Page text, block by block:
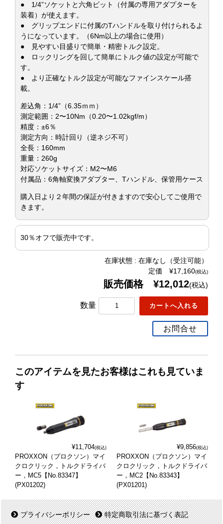
● 1/4”ソケットと六角ビット（付属の専用アダプターを
装着）が使えます。
● グリップエンドに付属のTハンドルを取り付けられるよ
うになっています。（6Nm以上の場合に使用）
● 見やすい目盛りで簡単・精密トルク設定。
● ロックリングを回して簡単にトルク値の設定が可能で
す。
● より正確なトルク設定が可能なファインスケール搭
載。
差込角：1/4”（6.35ｍｍ）
測定範囲：2〜10Nm（0.20〜1.02kgf/m）
精度：±6％
測定方向：時計回り（逆ネジ不可）
全長：160mm
重量：260g
対応ソケットサイズ：M2〜M6
付属品：6角軸変換アダプター、Tハンドル、保管用ケース
購入日より２年間の保証が付きますので安心してご使用で
きます。
30％オフで販売中です。
在庫状態 : 在庫なし（受注可能）
定価 ¥17,160(税込)
販売価格 ¥12,012(税込)
数量
お問合せ
このアイテムを見たお客様はこれも見ていま
す
¥11,704(税込)
PROXXON（プロクソン）マイ
クロクリック，トルクドライバ
ー，MC5【No.83347】
(PX01202)
¥9,856(税込)
PROXXON（プロクソン）マイ
クロクリック，トルクドライバ
ー，MC2【No.83343】
(PX01201)
プライバシーポリシー 特定商取引法に基づく表記